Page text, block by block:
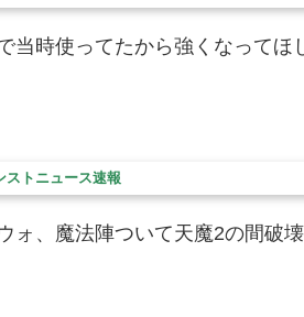
当時使ってたから強くなってほ
ストニュース速報
ォ、魔法陣ついて天魔2の間破